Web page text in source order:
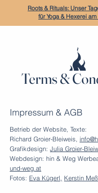
Roots & Rituals: Unser
für Yoga & Hexerei am
Terms &
Impressum & AGB
Betrieb der Website, Texte:
Richard Groier-Bleiweis,
Grafikdesign: Julia Groier-
Webdesign: hin & Weg
und-weg.at
Fotos: Eva Kügerl, Kerstin